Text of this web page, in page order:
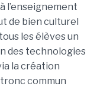
l’enseignement
de bien culturel
les élèves un
des technologies
la création
commun